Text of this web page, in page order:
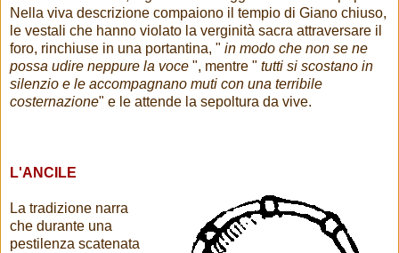
Nella viva descrizione compaiono il tempio di Giano chiuso,
le vestali che hanno violato la verginità sacra attraversare il
foro, rinchiuse in una portantina, " in modo che non se ne
possa udire neppure la voce ", mentre " tutti si scostano in
silenzio e le accompagnano muti con una terribile
costernazione" e le attende la sepoltura da vive.
L'ANCILE
La tradizione narra
che durante una
pestilenza scatenata